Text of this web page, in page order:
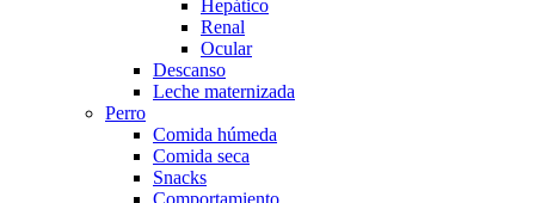
Hepático
Renal
Ocular
Descanso
Leche maternizada
Perro
Comida húmeda
Comida seca
Snacks
Comportamiento